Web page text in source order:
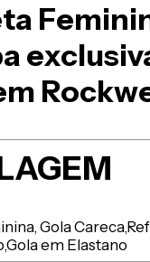
Gola Careca,
Gola em Elastano